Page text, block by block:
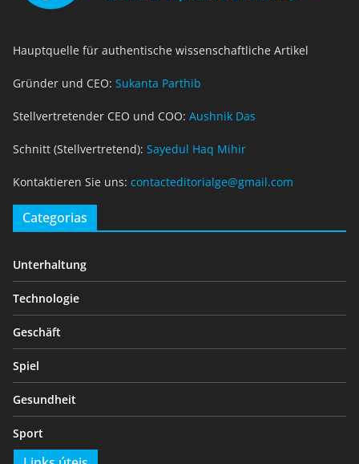
Hauptquelle für authentische wissenschaftliche Artikel
Gründer und CEO: Sukanta Parthib
Stellvertretender CEO und COO: Aushnik Das
Schnitt (Stellvertretend): Sayedul Haq Mihir
Kontaktieren Sie uns: contacteditorialge@gmail.com
Categorias
Unterhaltung
Technologie
Geschäft
Spiel
Gesundheit
Sport